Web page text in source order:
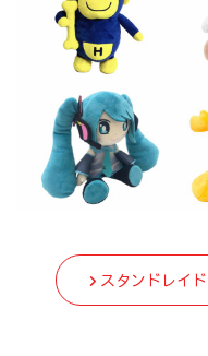
スタンドレイ